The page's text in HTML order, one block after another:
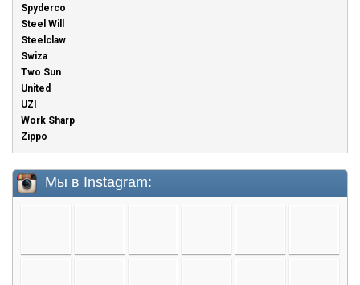
Spyderco
Steel Will
Steelclaw
Swiza
Two Sun
United
UZI
Work Sharp
Zippo